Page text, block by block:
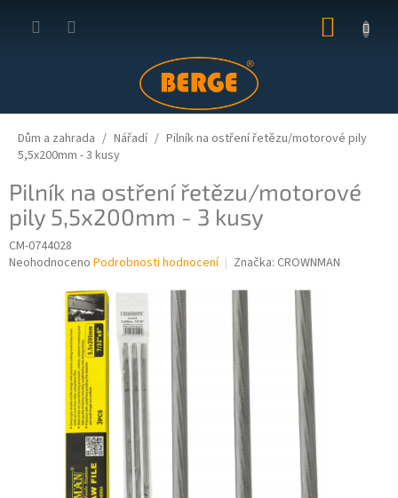
KOŠÍK
Dům a zahrada Nářadí
Pilník na ostření řetězu/motorové pily
5,5x200mm - 3 kusy
Pilník na ostření řetězu/motorové
pily 5,5x200mm - 3 kusy
CM-0744028
Průměrné
Neohodnoceno Podrobnosti hodnocení Značka: CROWNMAN